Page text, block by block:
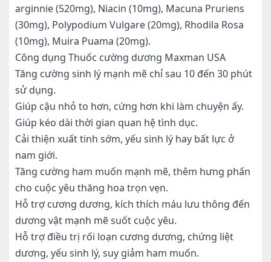
arginnie (520mg), Niacin (10mg), Macuna Pruriens
(30mg), Polypodium Vulgare (20mg), Rhodila Rosa
(10mg), Muira Puama (20mg).
Công dụng Thuốc cường dương Maxman USA
Tăng cường sinh lý mạnh mẽ chỉ sau 10 đến 30 phút
sử dụng.
Giúp cậu nhỏ to hơn, cứng hơn khi làm chuyện ấy.
Giúp kéo dài thời gian quan hệ tình dục.
Cải thiện xuất tinh sớm, yếu sinh lý hay bất lực ở
nam giới.
Tăng cường ham muốn mạnh mẽ, thêm hưng phấn
cho cuộc yêu thăng hoa trọn vẹn.
Hỗ trợ cương dương, kích thích máu lưu thông đến
dương vật mạnh mẽ suốt cuộc yêu.
Hỗ trợ điều trị rối loạn cương dương, chứng liệt
dương, yếu sinh lý, suy giảm ham muốn.